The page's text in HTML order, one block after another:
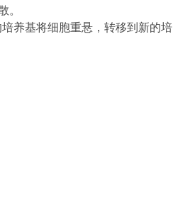
。
养基将细胞重悬，转移到新的培